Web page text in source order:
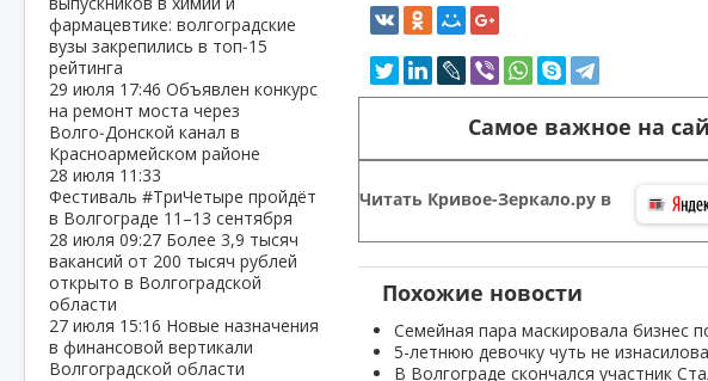
фармацевтике: волгоградские
вузы закрепились в топ‑15
рейтинга
29 июля 17:46 Объявлен конкурс
на ремонт моста через
Волго‑Донской канал в
Красноармейском районе
28 июля 11:33
Фестиваль #ТриЧетыре пройдёт
в Волгограде 11–13 сентября
28 июля 09:27 Более 3,9 тысяч
вакансий от 200 тысяч рублей
открыто в Волгоградской
области
27 июля 15:16 Новые назначения
в финансовой вертикали
Волгоградской области
Самое важное на
Читать Кривое-Зеркало.ру в
Похожие новости
Семейная пара маскировала бизнес
5-летнюю девочку чуть не
В Волгограде скончался участник